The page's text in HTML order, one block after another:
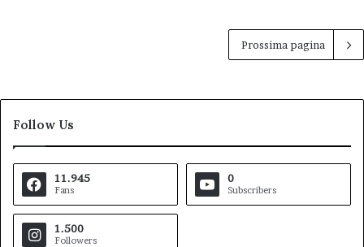
Prossima pagina
Follow Us
11.945
Fans
0
Subscribers
1.500
Followers